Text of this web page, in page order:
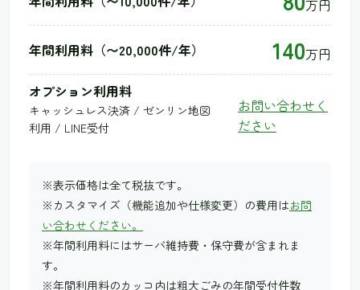
万円
年間利用料（〜20,000件/年） 140万円
オプション利用料
キャッシュレス決済 / ゼンリン地図
利用 / LINE受付
お問い合わせく
ださい
※表示価格は全て税抜です。
※カスタマイズ（機能追加や仕様変更）の費用はお問
い合わせください。
※年間利用料にはサーバ維持費・保守費が含まれま
す。
※年間利用料のカッコ内は粗大ごみの年間受付件数